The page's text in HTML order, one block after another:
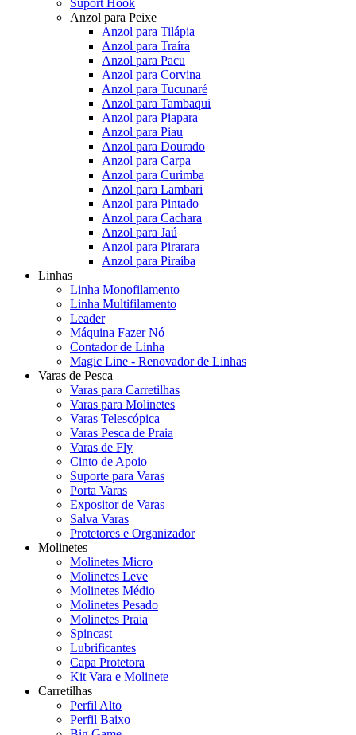
Suport Hook
Anzol para Peixe
Anzol para Tilápia
Anzol para Traíra
Anzol para Pacu
Anzol para Corvina
Anzol para Tucunaré
Anzol para Tambaqui
Anzol para Piapara
Anzol para Piau
Anzol para Dourado
Anzol para Carpa
Anzol para Curimba
Anzol para Lambari
Anzol para Pintado
Anzol para Cachara
Anzol para Jaú
Anzol para Pirarara
Anzol para Piraíba
Linhas
Linha Monofilamento
Linha Multifilamento
Leader
Máquina Fazer Nó
Contador de Linha
Magic Line - Renovador de Linhas
Varas de Pesca
Varas para Carretilhas
Varas para Molinetes
Varas Telescópica
Varas Pesca de Praia
Varas de Fly
Cinto de Apoio
Suporte para Varas
Porta Varas
Expositor de Varas
Salva Varas
Protetores e Organizador
Molinetes
Molinetes Micro
Molinetes Leve
Molinetes Médio
Molinetes Pesado
Molinetes Praia
Spincast
Lubrificantes
Capa Protetora
Kit Vara e Molinete
Carretilhas
Perfil Alto
Perfil Baixo